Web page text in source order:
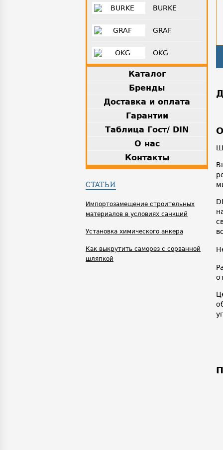
BURKE
GRAF
OKG
Каталог
Бренды
Доставка и оплата
Гарантии
Таблица Гост/ DIN
О нас
Контакты
СТАТЬИ
Импортозамещение строительных
материалов в условиях санкций
Установка химического анкера
Как выкрутить саморез с сорванной
шляпкой